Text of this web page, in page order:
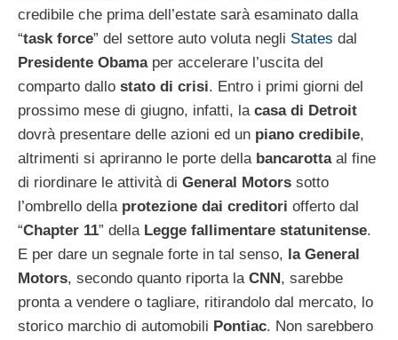
credibile che prima dell’estate sarà esaminato dalla
“task force” del settore auto voluta negli States dal
Presidente Obamaper accelerare l’uscita del
comparto dallo stato di crisi. Entro i primi giorni del
prossimo mese di giugno, infatti, la casa di Detroit
dovrà presentare delle azioni ed un piano credibile,
altrimenti si apriranno le porte della bancarottaal fine
di riordinare le attività di General Motors sotto
l’ombrello della protezione dai creditori offerto dal
“Chapter 11” della Legge fallimentare statunitense.
E per dare un segnale forte in tal senso, la General
Motors, secondo quanto riporta la CNN, sarebbe
pronta a vendere o tagliare, ritirandolo dal mercato, lo
storico marchio di automobili Pontiac. Non sarebbero